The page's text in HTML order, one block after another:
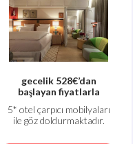
gecelik 528€’dan
başlayan fiyatlarla
5* otel çarpıcı mobilyaları
ile göz doldurmaktadır.